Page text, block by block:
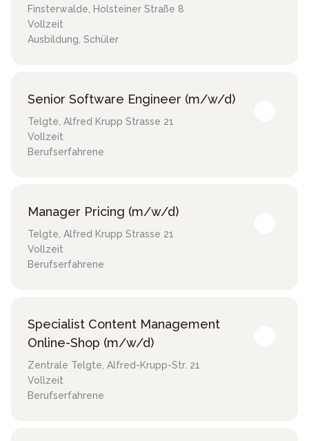
Finsterwalde, Holsteiner Straße 8
Vollzeit
Ausbildung, Schüler
Senior Software Engineer (m/w/d)
Telgte, Alfred Krupp Strasse 21
Vollzeit
Berufserfahrene
Manager Pricing (m/w/d)
Telgte, Alfred Krupp Strasse 21
Vollzeit
Berufserfahrene
Specialist Content Management
Online-Shop (m/w/d)
Zentrale Telgte, Alfred-Krupp-Str. 21
Vollzeit
Berufserfahrene